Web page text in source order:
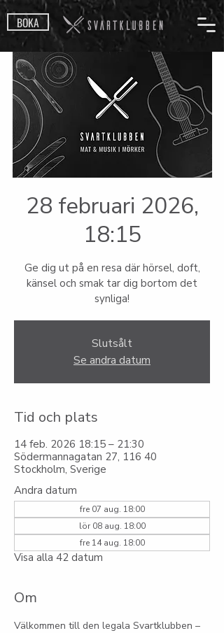
BOKA
28 februari 2026,
18:15
Ge dig ut på en resa där hörsel, doft,
känsel och smak tar dig bortom det
synliga!
Slutsålt
Se andra datum
Tid och plats
14 feb. 2026 18:15 – 21:30
Södermannagatan 27, 116 40
Stockholm, Sverige
Andra datum
fre 07 aug. 18:00
lör 08 aug. 18:00
fre 14 aug. 18:00
Visa alla 42 datum
Om
Välkommen till den legala Svartklubben –